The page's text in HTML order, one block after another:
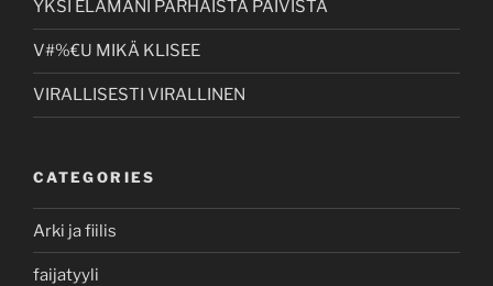
YKSI ELÄMÄNI PARHAISTA PÄIVISTÄ
V#%€U MIKÄ KLISEE
VIRALLISESTI VIRALLINEN
CATEGORIES
Arki ja fiilis
faijatyyli